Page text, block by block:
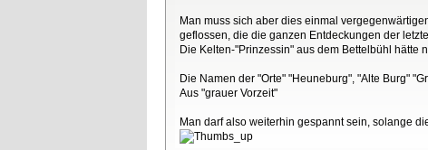
Man muss sich aber dies einmal
geflossen, die die ganzen Entdeckungen der
Die Kelten-"Prinzessin" aus dem Bettelbühl hätte
Die Namen der "Orte" "Heuneburg", "Alte Burg"
Aus "grauer Vorzeit"
Man darf also weiterhin gespannt sein, solange